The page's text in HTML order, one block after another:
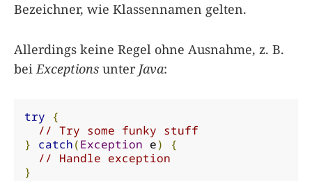
Bezeichner, wie Klassennamen gelten.
Allerdings keine Regel ohne Ausnahme, z. B.
beiExceptions unter Java:
try {
// Try some funky stuff
} catch(Exception e)
{
// Handle exception
}